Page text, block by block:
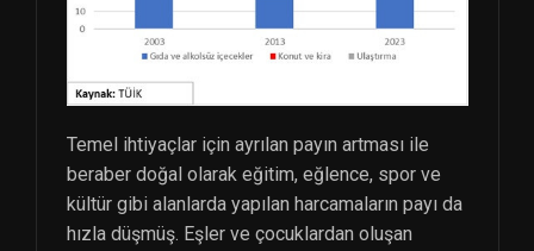
Temel ihtiyaçlar için ayrılan payın artması ile
beraber doğal olarak eğitim, eğlence, spor ve
kültür gibi alanlarda yapılan harcamaların payı da
hızla düşmüş. Eşler ve çocuklardan oluşan